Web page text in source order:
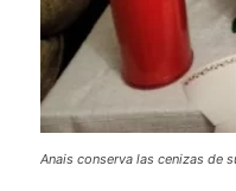
Anais conserva las cenizas de